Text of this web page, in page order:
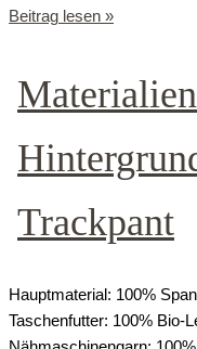
Beitrag lesen »
Trackpant
Hauptmaterial: 100%
Taschenfutter: 100% Bio-